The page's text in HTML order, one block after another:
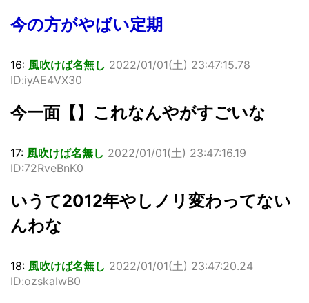
今の方がやばい定期
16: 風吹けば名無し 2022/01/01(土) 23:47:15.78
ID:iyAE4VX30
今一面【】これなんやがすごいな
17: 風吹けば名無し 2022/01/01(土) 23:47:16.19
ID:72RveBnK0
いうて2012年やしノリ変わってない
んわな
18: 風吹けば名無し 2022/01/01(土) 23:47:20.24
ID:ozskaIwB0